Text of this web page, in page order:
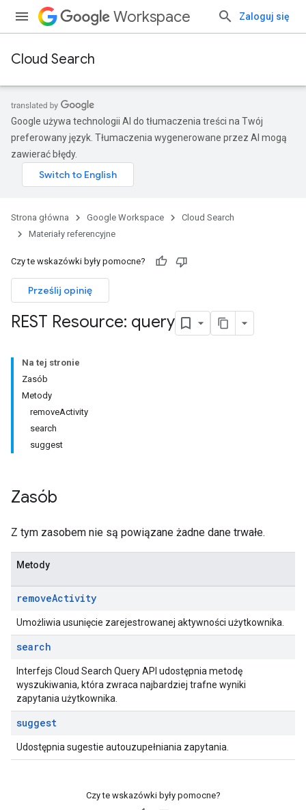
Workspace Zaloguj się
Cloud Search
Google używa technologii AI do tłumaczenia treści na Twój
preferowany język. Tłumaczenia wygenerowane przez AI mogą
zawierać błędy.
Strona główna Google Workspace
Cloud Search
Materiały referencyjne
Czy te wskazówki były pomocne?
Prześlij opinię
REST Resource: query
Na tej stronie
Zasób
Metody
removeActivity
search
suggest
Zasób
Z tym zasobem nie są powiązane żadne dane trwałe.
Metody
removeActivity
Umożliwia usunięcie zarejestrowanej aktywności użytkownika.
search
Interfejs Cloud Search Query API udostępnia metodę
wyszukiwania, która zwraca najbardziej trafne wyniki
zapytania użytkownika.
suggest
Udostępnia sugestie autouzupełniania zapytania.
Czy te wskazówki były pomocne?